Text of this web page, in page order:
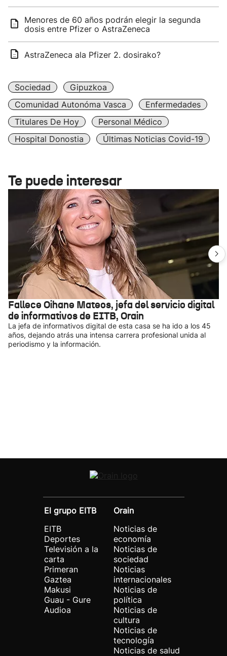
Menores de 60 años podrán elegir la segunda
dosis entre Pfizer o AstraZeneca
AstraZeneca ala Pfizer 2. dosirako?
Sociedad
Gipuzkoa
Comunidad Autonóma Vasca
Enfermedades
Titulares De Hoy
Personal Médico
Hospital Donostia
Últimas Noticias Covid-19
Te puede interesar
Fallece Oihane Mateos, jefa del servicio digital
de informativos de EITB, Orain
La jefa de informativos digital de esta casa se ha ido a los 45
años, dejando atrás una intensa carrera profesional unida al
periodismo y la información.
El grupo EITB
EITB
Deportes
Televisión a la
carta
Primeran
Gaztea
Makusi
Guau - Gure
Audioa
Orain
Noticias de
economía
Noticias de
sociedad
Noticias
internacionales
Noticias de
política
Noticias de
cultura
Noticias de
tecnología
Noticias de salud